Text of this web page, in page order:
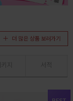
더 많은 상품 보러가기